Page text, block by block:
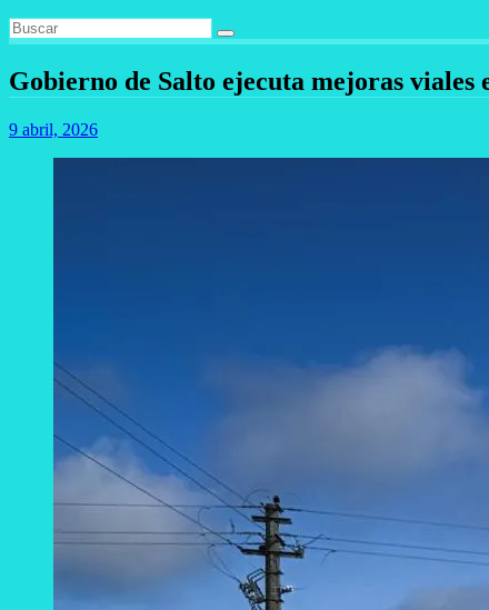
Gobierno de Salto ejecuta mejoras viales
9 abril, 2026